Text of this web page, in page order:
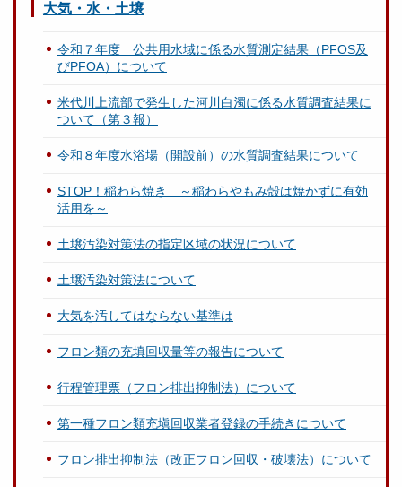
大気・水・土壌
令和７年度 公共用水域に係る水質測定結果（PFOS及
びPFOA）について
米代川上流部で発生した河川白濁に係る水質調査結果に
ついて（第３報）
令和８年度水浴場（開設前）の水質調査結果について
STOP！稲わら焼き ～稲わらやもみ殻は焼かずに有効
活用を～
土壌汚染対策法の指定区域の状況について
土壌汚染対策法について
大気を汚してはならない基準は
フロン類の充填回収量等の報告について
行程管理票（フロン排出抑制法）について
第一種フロン類充塡回収業者登録の手続きについて
フロン排出抑制法（改正フロン回収・破壊法）について